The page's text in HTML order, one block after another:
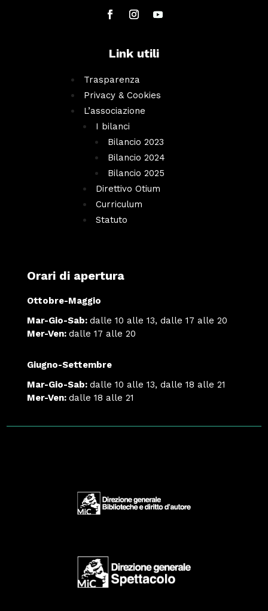
Link utili
Trasparenza
Privacy & Cookies
L’associazione
I bilanci
Bilancio 2023
Bilancio 2024
Bilancio 2025
Direttivo Otium
Curriculum
Statuto
Orari di apertura
Ottobre-Maggio
Mar-Gio-Sab: dalle 10 alle 13, dalle 17 alle 20
Mer-Ven: dalle 17 alle 20
Giugno-Settembre
Mar-Gio-Sab: dalle 10 alle 13, dalle 18 alle 21
Mer-Ven: dalle 18 alle 21